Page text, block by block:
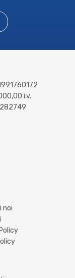
i.v.
282749
noi